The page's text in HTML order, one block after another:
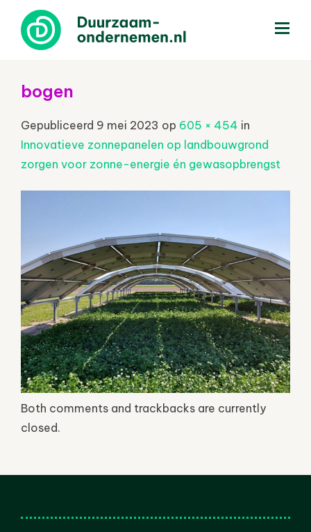
bogen
Gepubliceerd 9 mei 2023 op 605 × 454 in
Innovatieve zonnepanelen op landbouwgrond
zorgen voor zonne-energie én gewasopbrengst
Both comments and trackbacks are currently
closed.